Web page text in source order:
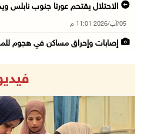
الاحتلال يقتحم عورتا جنوب نابلس
05/آب/2026 11:01 م
إصابات وإحراق مساكن في هجوم
05/آب/2026 10:53 م
الاحتلال يقتحم قريتي اللبن